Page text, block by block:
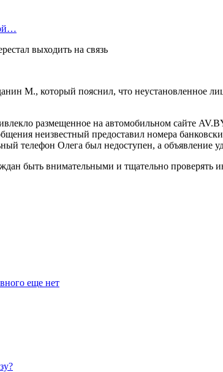
М., который пояснил, что неустановленное
размещенное на автомобильном сайте
неизвестный предоставил номера
телефон Олега был недоступен, а объявление
быть внимательными и тщательно проверять
еще нет